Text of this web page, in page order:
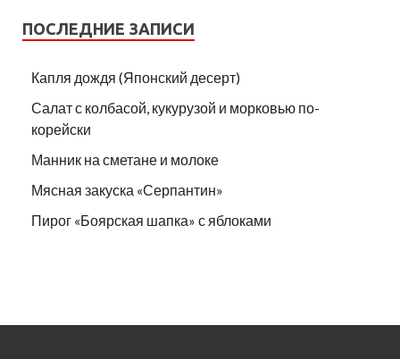
ПОСЛЕДНИЕ ЗАПИСИ
Капля дождя (Японский десерт)
Салат с колбасой, кукурузой и морковью по-
корейски
Манник на сметане и молоке
Мясная закуска «Серпантин»
Пирог «Боярская шапка» с яблоками